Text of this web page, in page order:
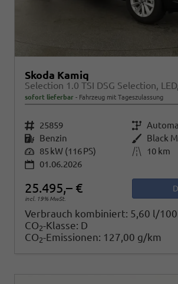
Skoda Kamiq
sofort lieferbar Fahrzeug mit Tageszulassung
Fahrzeugnr. 25859 Getriebe
Kraftstoff Benzin Außenfarbe Black
Leistung 85 kW (116 PS) Kilometerstand
10 km
01.06.2026
25.495,– €
incl. 19% MwSt.
Verbrauch kombiniert: 5,60 l/
CO2-Klasse: D
CO2-Emissionen: 127,00 g/km